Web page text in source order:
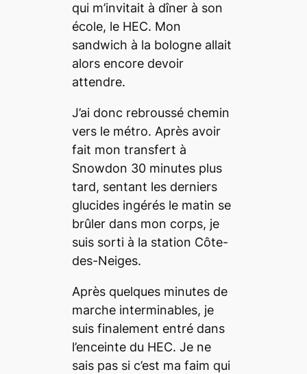
qui m’invitait à dîner à son
école, le HEC. Mon
sandwich à la bologne allait
alors encore devoir
attendre.
J’ai donc rebroussé chemin
vers le métro. Après avoir
fait mon transfert à
Snowdon 30 minutes plus
tard, sentant les derniers
glucides ingérés le matin se
brûler dans mon corps, je
suis sorti à la station Côte-
des-Neiges.
Après quelques minutes de
marche interminables, je
suis finalement entré dans
l’enceinte du HEC. Je ne
sais pas si c’est ma faim qui